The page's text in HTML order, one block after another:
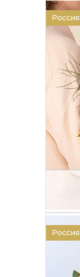
Россия
Россия